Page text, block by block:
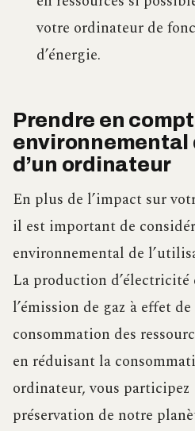
votre ordinateur de
d’énergie.
Prendre en
environnemental
d’un ordinateur
En plus de l’impact sur
il est important de
environnemental de
La production d’électricité
l’émission de gaz à effet
consommation des
en réduisant la
ordinateur, vous participez
préservation de notre